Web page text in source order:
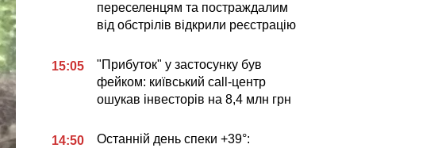
переселенцям та постраждалим
від обстрілів відкрили реєстрацію
15:05
"Прибуток" у застосунку був
фейком: київський call-центр
ошукав інвесторів на 8,4 млн грн
14:50
Останній день спеки +39°: